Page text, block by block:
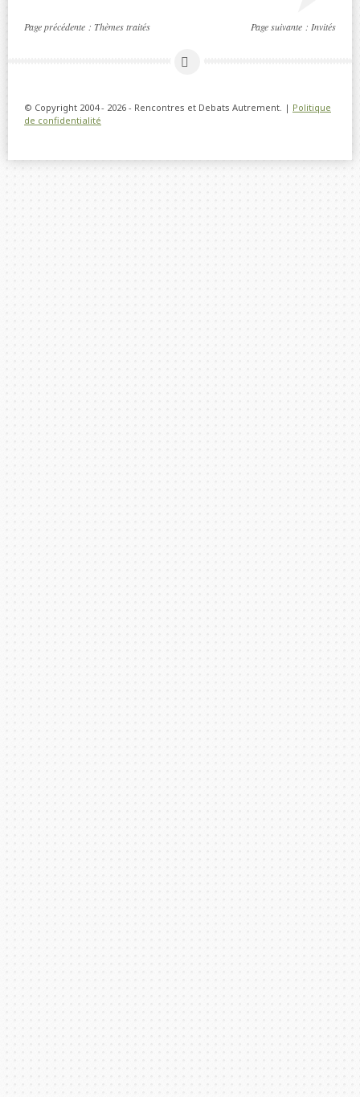
Page précédente : Thèmes traités Page suivante : Invités
© Copyright 2004 - 2026 - Rencontres et Debats Autrement. | Politique
de confidentialité